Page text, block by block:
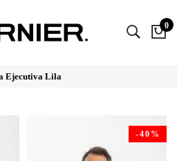
0
Ejecutiva Lila
-40%